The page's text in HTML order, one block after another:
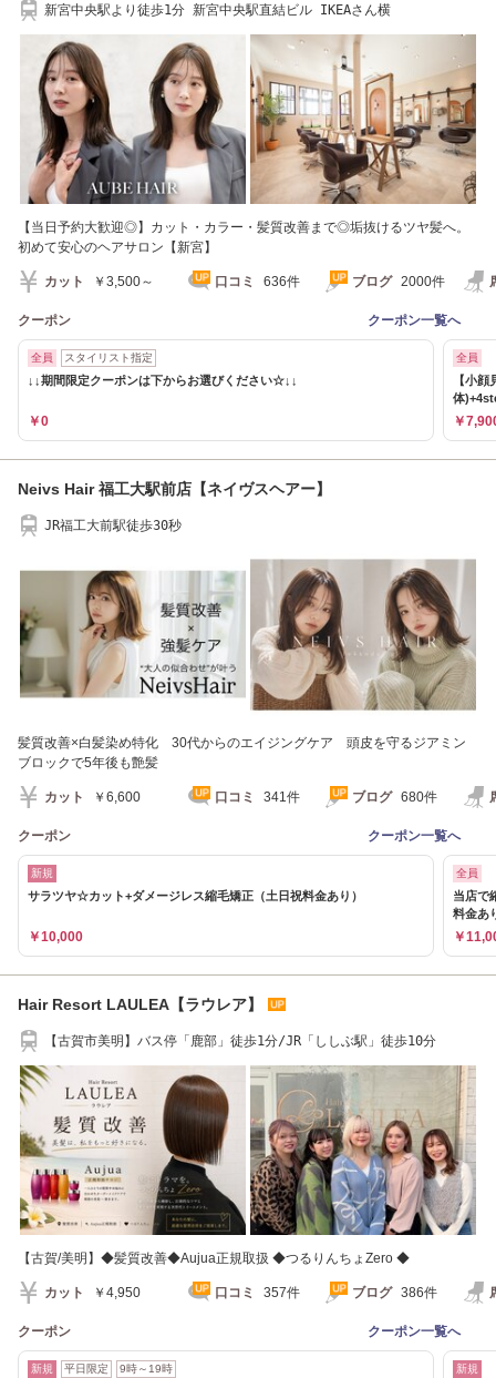
新宮中央駅より徒歩1分 新宮中央駅直結ビル IKEAさん横
【当日予約大歓迎◎】カット・カラー・髪質改善まで◎垢抜けるツヤ髪へ。
初めて安心のヘアサロン【新宮】
カット ￥3,500～ 口コミ 636件 ブログ 2000件
クーポン クーポン一覧へ
全員 スタイリスト指定
↓↓期間限定クーポンは下からお選びください☆↓↓
￥0
全員
【小
体
￥
Neivs Hair 福工大駅前店【ネイヴスヘアー】
JR福工大前駅徒歩30秒
髪質改善×白髪染め特化 30代からのエイジングケア 頭皮を守るジアミン
ブロックで5年後も艶髪
カット ￥6,600 口コミ 341件 ブログ 680件
クーポン クーポン一覧へ
新規
サラツヤ☆カット+ダメージレス縮毛矯正（土日祝料金あり）
￥10,000
全員
当店で
料金あ
￥
Hair Resort LAULEA【ラウレア】
【古賀市美明】バス停「鹿部」徒歩1分/JR「ししぶ駅」徒歩10分
【古賀/美明】◆髪質改善◆Aujua正規取扱 ◆つるりんちょZero ◆
カット ￥4,950 口コミ 357件 ブログ 386件
クーポン クーポン一覧へ
新規 平日限定 9時～19時 新規